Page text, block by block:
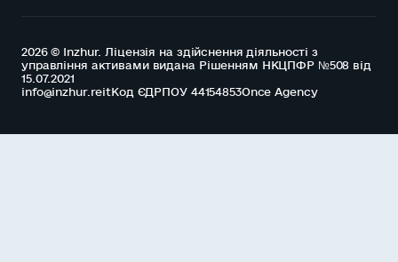
2026 © Inzhur. Ліцензія на здійснення діяльності з
управління активами видана Рішенням НКЦПФР №508 від
15.07.2021
info@inzhur.reitКод ЄДРПОУ 44154853Once Agency